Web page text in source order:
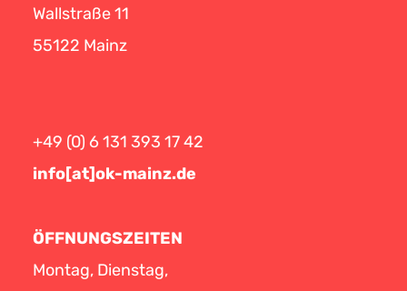
Wallstraße 11
55122 Mainz
+49 (0) 6 131 393 17 42
info[at]ok-mainz.de
ÖFFNUNGSZEITEN
Montag, Dienstag,